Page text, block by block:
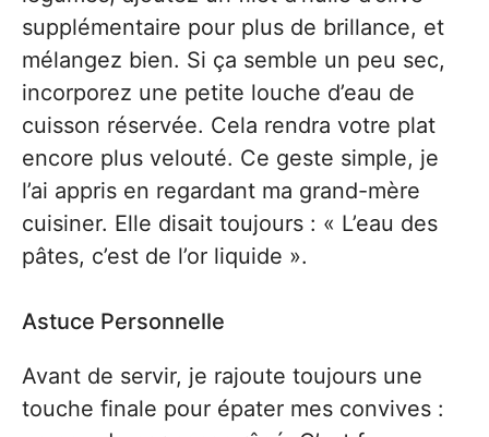
supplémentaire pour plus de brillance, et
mélangez bien. Si ça semble un peu sec,
incorporez une petite louche d’eau de
cuisson réservée. Cela rendra votre plat
encore plus velouté. Ce geste simple, je
l’ai appris en regardant ma grand-mère
cuisiner. Elle disait toujours : « L’eau des
pâtes, c’est de l’or liquide ».
Astuce Personnelle
Avant de servir, je rajoute toujours une
touche finale pour épater mes convives :